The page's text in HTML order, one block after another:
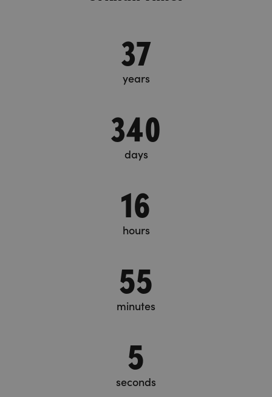
37
years
340
days
16
hours
55
minutes
6
seconds